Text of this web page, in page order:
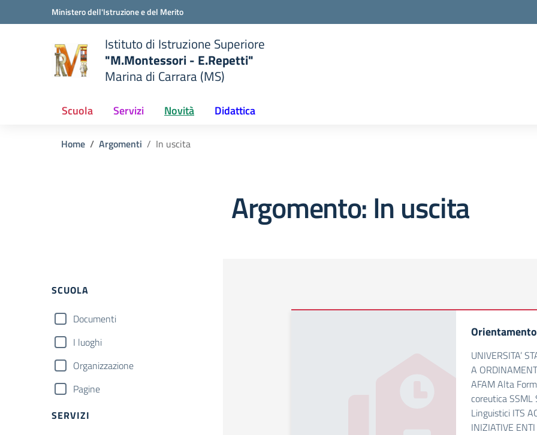
Vai ai contenuti
Vai al menu di navigazioneMinistero dell'Istruzione e del Merito
Istituto di Istruzione Superiore
"M.Montessori - E.Repetti"
Marina di Carrara (MS)
Scuola Servizi Novità Didattica
Home Argomenti In uscita
Argomento: In uscita
Filtri
SCUOLA
Documenti
I luoghi
Organizzazione
Pagine
SERVIZI
UNIVERSITA’
A
AFAM Alta
coreutica SSML
Linguistici ITS
INIZIATIVE